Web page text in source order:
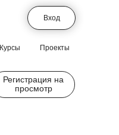
Курсы Проекты
Вход
Регистрация на
просмотр